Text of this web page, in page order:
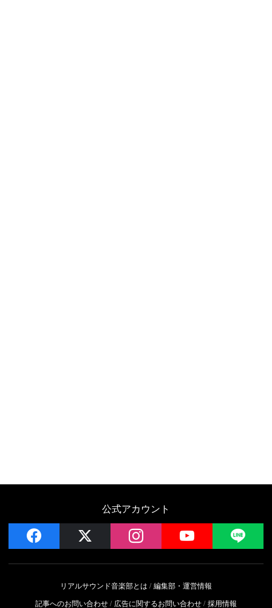
公式アカウント
facebook instagram YouTube
リアルサウンド音楽部とは
編集部・運営情報
記事へのお問い合わせ
広告に関するお問い合わせ 採用情報